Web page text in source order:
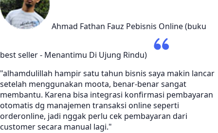
Ahmad Fathan Fauz Pebisnis Online (buku
best seller - Menantimu Di Ujung Rindu)
"alhamdulillah hampir satu tahun bisnis saya makin lancar
setelah menggunakan moota, benar-benar sangat
membantu. Karena bisa integrasi konfirmasi pembayaran
otomatis dg manajemen transaksi online seperti
orderonline, jadi nggak perlu cek pembayaran dari
customer secara manual lagi."